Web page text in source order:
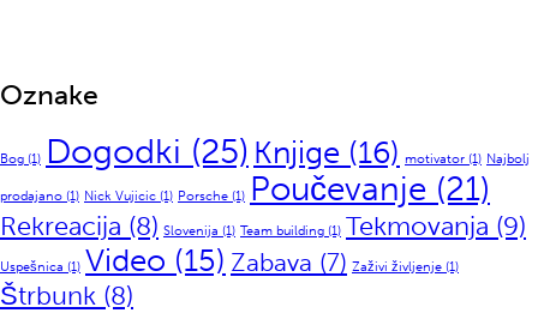
Oznake
Bog (1) Dogodki (25) Knjige (16) motivator (1) Najbolj
prodajano (1) Nick Vujicic (1) Porsche (1) Poučevanje (21)
Rekreacija (8) Slovenija (1) Team building (1) Tekmovanja (9)
Uspešnica (1) Video (15) Zabava (7) Zaživi življenje (1)
Štrbunk (8)